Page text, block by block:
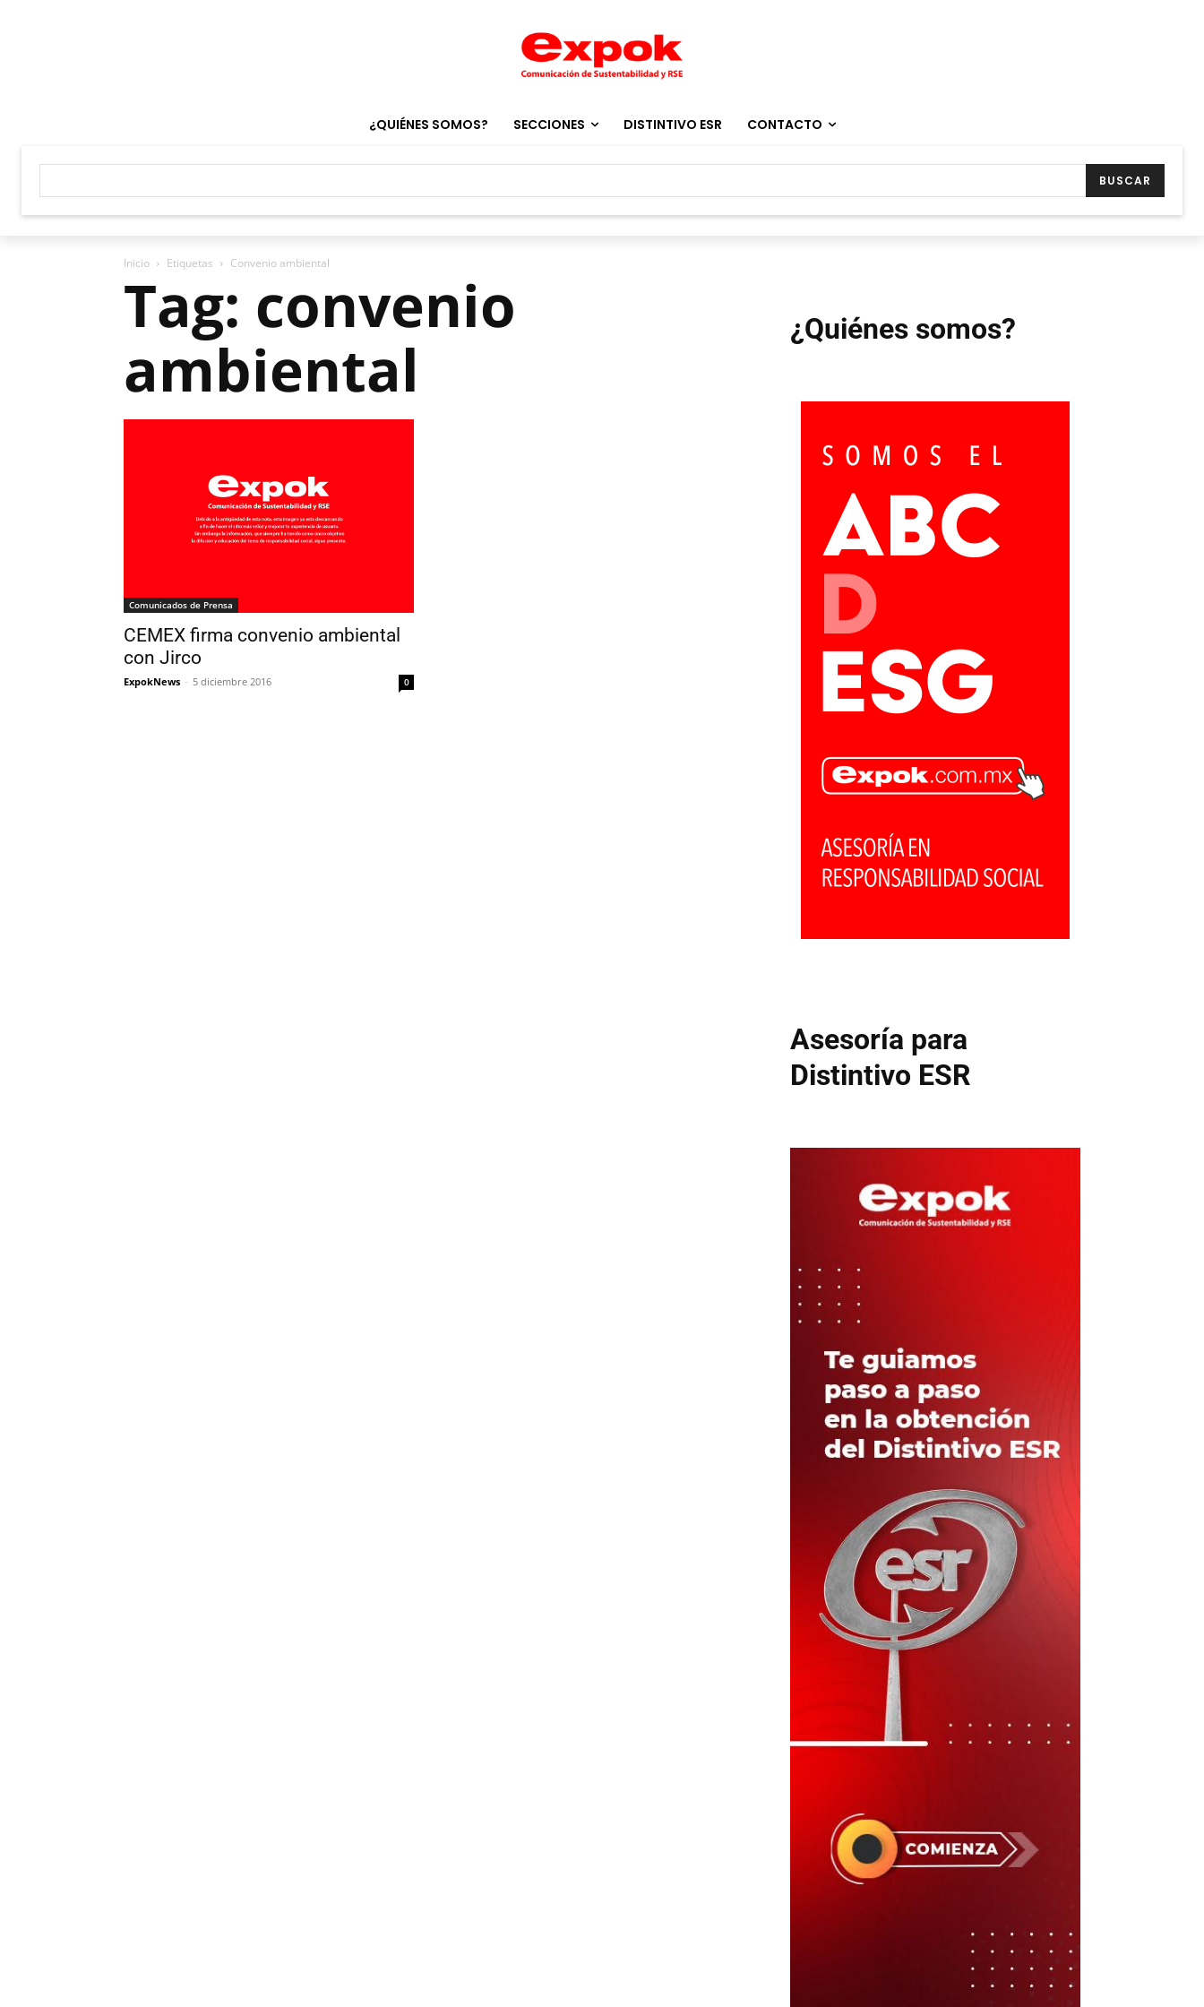
¿QUIÉNES SOMOS? SECCIONES DISTINTIVO ESR CONTACTO
BUSCAR
Inicio Etiquetas Convenio ambiental
Tag: convenio
ambiental
Comunicados de Prensa
CEMEX firma convenio ambiental
con Jirco
ExpokNews - 5 diciembre 2016 0
¿Quiénes somos?
Asesoría para
Distintivo ESR